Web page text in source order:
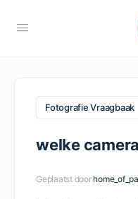
Fotografie Vraagbaak
welke
Geplaatst door